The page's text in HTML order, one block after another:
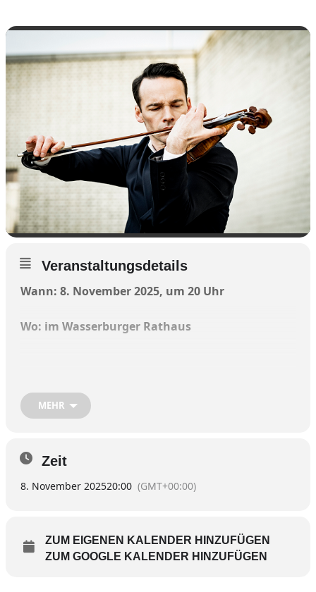
Veranstaltungsdetails
Wann: 8. November 2025, um 20 Uhr
Wo: im Wasserburger Rathaus
Linus Roth und Boris Kusnezow kommen zum
nächsten Wasserburger Rathauskonzert am
und Weinberg.
Linus Roth , der bereits 2006 zum Echo-
Auszeichnung für die Einspielung der
Violinkonzerte von Schostakowitsch und
MEHR
Zeit
8. November 202520:00 (GMT+00:00)
ZUM EIGENEN KALENDER HINZUFÜGEN
ZUM GOOGLE KALENDER HINZUFÜGEN